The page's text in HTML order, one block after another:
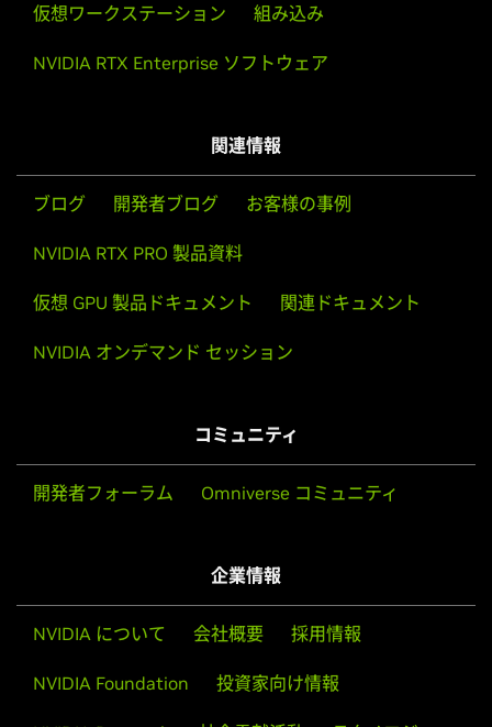
仮想ワークステーション 組み込み
NVIDIA RTX Enterprise ソフトウェア
関連情報
ブログ 開発者ブログ お客様の事例
NVIDIA RTX PRO 製品資料
仮想 GPU 製品ドキュメント 関連ドキュメント
NVIDIA オンデマンド セッション
コミュニティ
開発者フォーラム Omniverse コミュニティ
企業情報
NVIDIA について 会社概要 採用情報
NVIDIA Foundation 投資家向け情報